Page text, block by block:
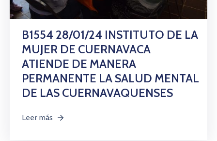
B1554 28/01/24 INSTITUTO DE LA
MUJER DE CUERNAVACA
ATIENDE DE MANERA
PERMANENTE LA SALUD MENTAL
DE LAS CUERNAVAQUENSES
Leer más